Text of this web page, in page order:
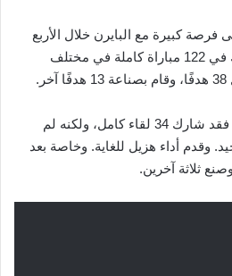
صاحب الـ 35 على فرصة كبيرة مع البايرن خلال الأربع
مواسم الماضية. حيث شارك في 122 مباراة كاملة في مختلف
أما بالنسبة للموسم الحالي؛ فقد شارك 34 لقاء كامل، ولكنه لم
وقدم أداء هزيل للغاية. وخاصة بعد
ثلاثة آخرين.